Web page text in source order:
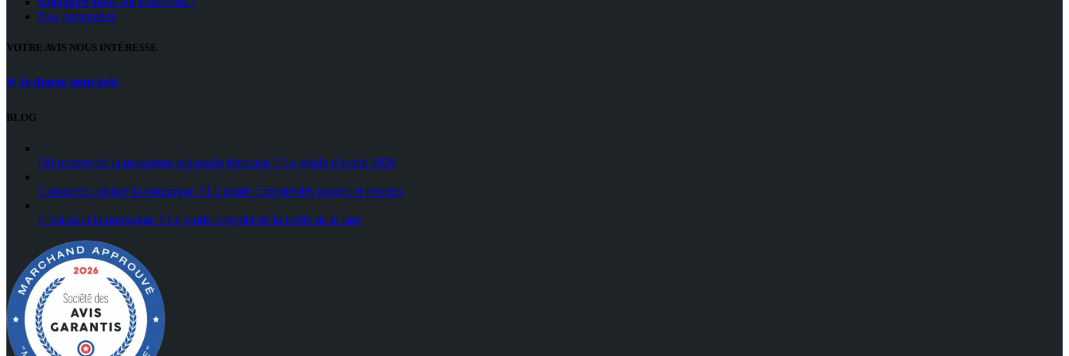
Nos partenaires
VOTRE AVIS NOUS INTÉRESSE
⭐ Je donne mon avis
BLOG
Où trouver de la poutargue artisanale française ? Le guide d’achat 2026
Comment cuisiner la poutargue ? Le guide complet des usages et recettes
C’est quoi la poutargue ? Le guide complet de la truffe de la mer